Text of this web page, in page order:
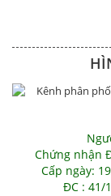
Chứng nhận
Cấp ngày:
ĐC : 41/